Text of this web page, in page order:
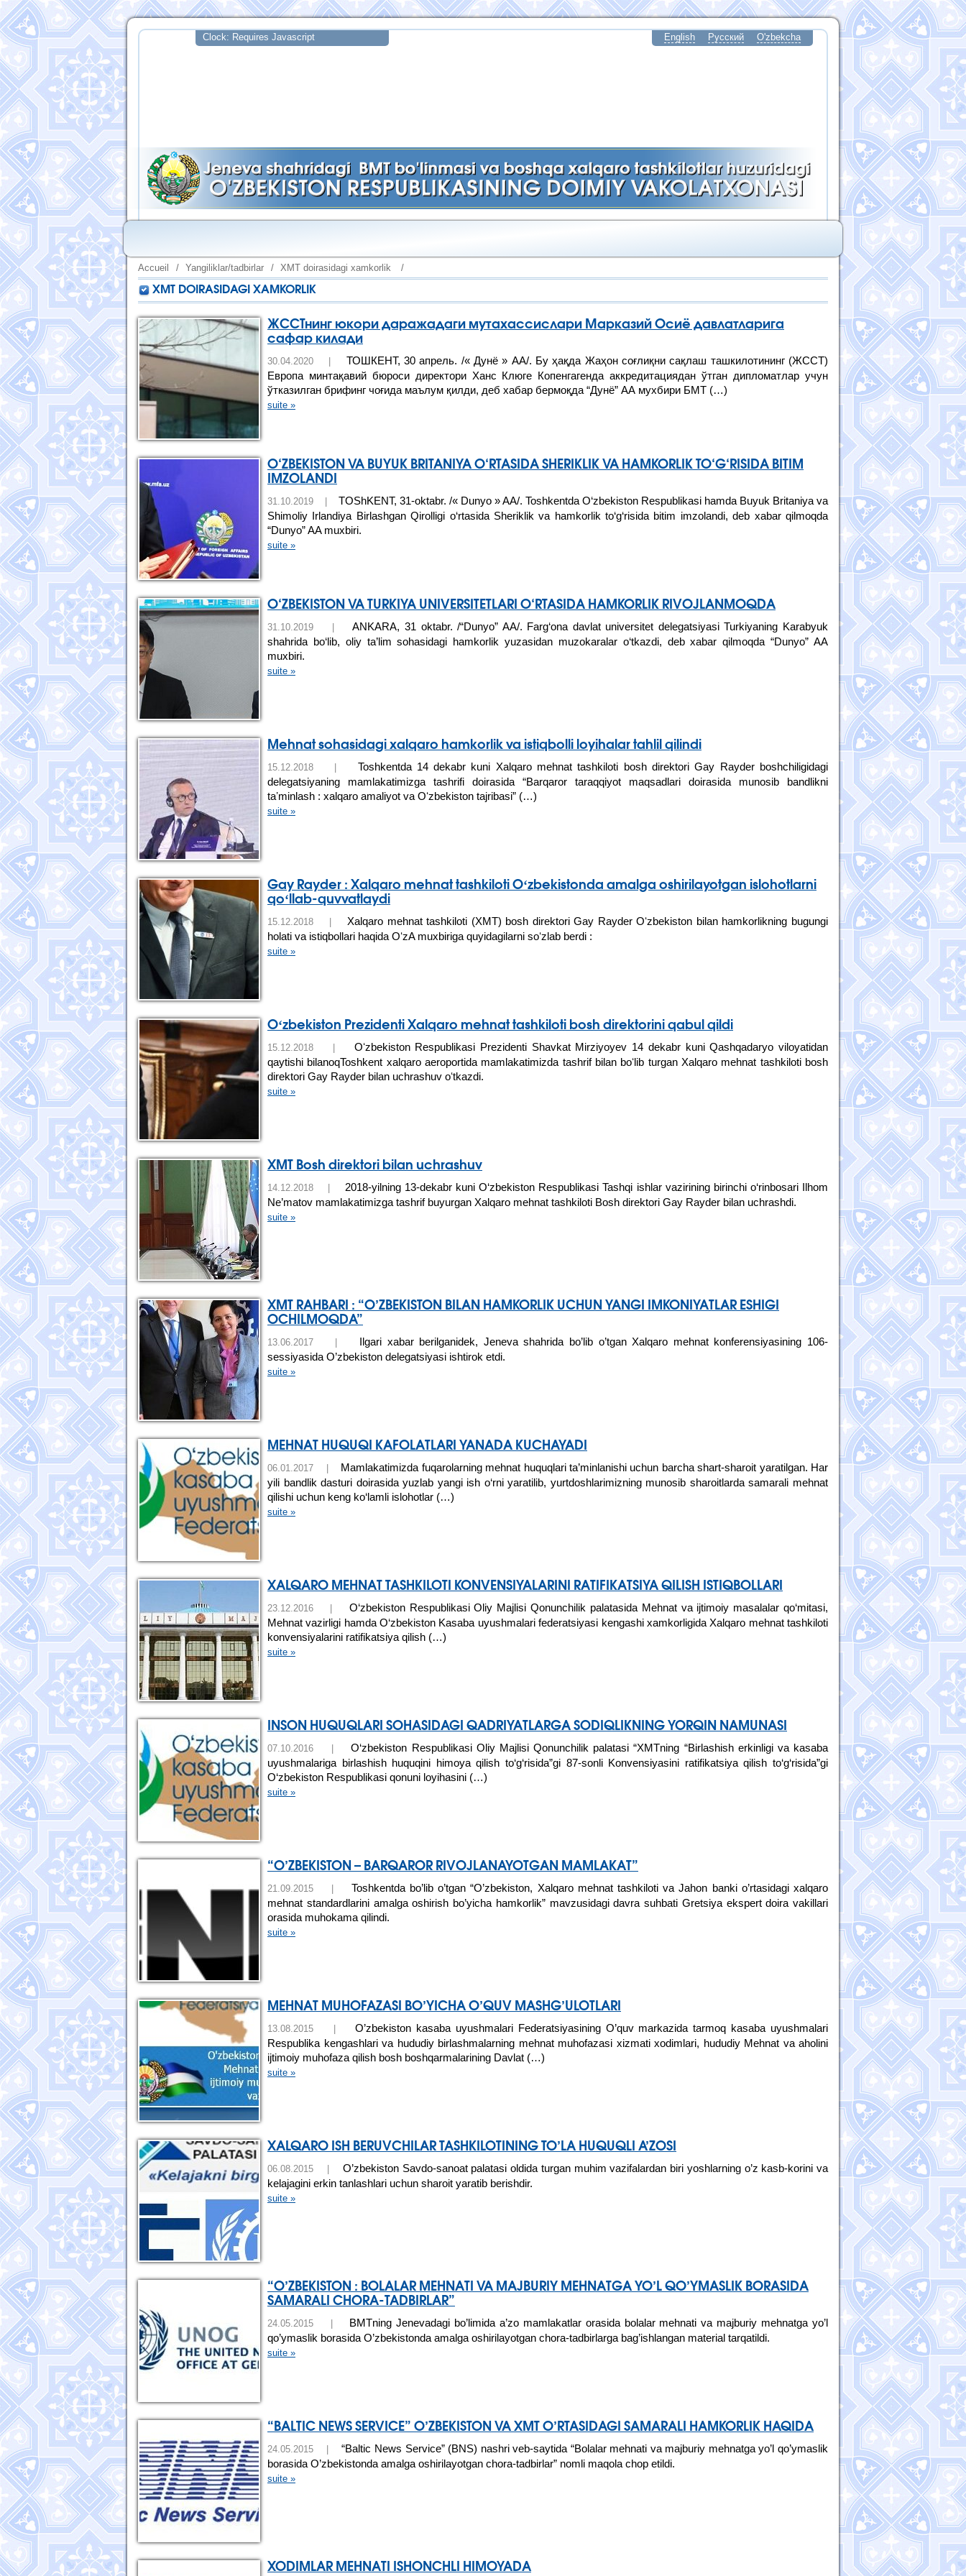
English Русский O'zbekcha
Accueil / Yangiliklar/tadbirlar / XMT doirasidagi xamkorlik /
XMT DOIRASIDAGI XAMKORLIK
ЖССТнинг юкори даражадаги мутахассислари Марказий Осиё давлатларига
сафар килади
30.04.2020 |
ТОШКEНТ, 30 апрель. /« Дунё » АА/. Бу ҳақда Жаҳон соғлиқни сақлаш ташкилотининг (ЖССТ)
Европа минтақавий бюроси директори Ханс Клюге Копенгагенда аккредитациядан ўтган дипломатлар учун
ўтказилган брифинг чоғида маълум қилди, деб хабар бермоқда “Дунё” АА мухбири БМТ (…)
suite »
O‘ZBEKISTON VA BUYUK BRITANIYA O‘RTASIDA SHERIKLIK VA HAMKORLIK TO‘G‘RISIDA BITIM
IMZOLANDI
31.10.2019 |
TOShKENT, 31-oktabr. /« Dunyo » AA/. Toshkentda O‘zbekiston Respublikasi hamda Buyuk Britaniya va
Shimoliy Irlandiya Birlashgan Qirolligi o‘rtasida Sheriklik va hamkorlik to‘g‘risida bitim imzolandi, deb xabar qilmoqda
“Dunyo” AA muxbiri.
suite »
O‘ZBEKISTON VA TURKIYA UNIVERSITETLARI O‘RTASIDA HAMKORLIK RIVOJLANMOQDA
31.10.2019 |
ANKARA, 31 oktabr. /“Dunyo” AA/. Farg‘ona davlat universitet delegatsiyasi Turkiyaning Karabyuk
shahrida bo‘lib, oliy ta’lim sohasidagi hamkorlik yuzasidan muzokaralar o‘tkazdi, deb xabar qilmoqda “Dunyo” AA
muxbiri.
suite »
Mehnat sohasidagi xalqaro hamkorlik va istiqbolli loyihalar tahlil qilindi
15.12.2018 |
Toshkentda 14 dekabr kuni Xalqaro mehnat tashkiloti bosh direktori Gay Rayder boshchiligidagi
delegatsiyaning mamlakatimizga tashrifi doirasida “Barqaror taraqqiyot maqsadlari doirasida munosib bandlikni
taʼminlash : xalqaro amaliyot va Oʻzbekiston tajribasi” (…)
suite »
Gay Rayder : Xalqaro mehnat tashkiloti Oʻzbekistonda amalga oshirilayotgan islohotlarni
qoʻllab-quvvatlaydi
15.12.2018 |
Xalqaro mehnat tashkiloti (XMT) bosh direktori Gay Rayder Oʻzbekiston bilan hamkorlikning bugungi
holati va istiqbollari haqida OʻzA muxbiriga quyidagilarni soʻzlab berdi :
suite »
Oʻzbekiston Prezidenti Xalqaro mehnat tashkiloti bosh direktorini qabul qildi
15.12.2018 |
Oʻzbekiston Respublikasi Prezidenti Shavkat Mirziyoyev 14 dekabr kuni Qashqadaryo viloyatidan
qaytishi bilanoqToshkent xalqaro aeroportida mamlakatimizda tashrif bilan boʻlib turgan Xalqaro mehnat tashkiloti bosh
direktori Gay Rayder bilan uchrashuv oʻtkazdi.
suite »
XMT Bosh direktori bilan uchrashuv
14.12.2018 |
2018-yilning 13-dekabr kuni O‘zbekiston Respublikasi Tashqi ishlar vazirining birinchi o‘rinbosari Ilhom
Ne’matov mamlakatimizga tashrif buyurgan Xalqaro mehnat tashkiloti Bosh direktori Gay Rayder bilan uchrashdi.
suite »
XMT RAHBARI : “O’ZBEKISTON BILAN HAMKORLIK UCHUN YANGI IMKONIYATLAR ESHIGI
OCHILMOQDA”
13.06.2017 |
Ilgari xabar berilganidek, Jeneva shahrida bo’lib o’tgan Xalqaro mehnat konferensiyasining 106-
sessiyasida O’zbekiston delegatsiyasi ishtirok etdi.
suite »
MEHNAT HUQUQI KAFOLATLARI YANADA KUCHAYADI
06.01.2017 |
Mamlakatimizda fuqarolarning mehnat huquqlari ta’minlanishi uchun barcha shart-sharoit yaratilgan. Har
yili bandlik dasturi doirasida yuzlab yangi ish o‘rni yaratilib, yurtdoshlarimizning munosib sharoitlarda samarali mehnat
qilishi uchun keng ko‘lamli islohotlar (…)
suite »
XALQARO MEHNAT TASHKILOTI KONVENSIYALARINI RATIFIKATSIYA QILISH ISTIQBOLLARI
23.12.2016 |
O‘zbekiston Respublikasi Oliy Majlisi Qonunchilik palatasida Mehnat va ijtimoiy masalalar qo‘mitasi,
Mehnat vazirligi hamda O‘zbekiston Kasaba uyushmalari federatsiyasi kengashi xamkorligida Xalqaro mehnat tashkiloti
konvensiyalarini ratifikatsiya qilish (…)
suite »
INSON HUQUQLARI SOHASIDAGI QADRIYATLARGA SODIQLIKNING YORQIN NAMUNASI
07.10.2016 |
O‘zbekiston Respublikasi Oliy Majlisi Qonunchilik palatasi “XMTning “Birlashish erkinligi va kasaba
uyushmalariga birlashish huquqini himoya qilish to‘g‘risida”gi 87-sonli Konvensiyasini ratifikatsiya qilish to‘g‘risida”gi
O‘zbekiston Respublikasi qonuni loyihasini (…)
suite »
“O’ZBEKISTON – BARQAROR RIVOJLANAYOTGAN MAMLAKAT”
21.09.2015 |
Toshkentda bo’lib o’tgan “O’zbekiston, Xalqaro mehnat tashkiloti va Jahon banki o’rtasidagi xalqaro
mehnat standardlarini amalga oshirish bo’yicha hamkorlik” mavzusidagi davra suhbati Gretsiya ekspert doira vakillari
orasida muhokama qilindi.
suite »
MEHNAT MUHOFAZASI BO’YICHA O’QUV MASHG’ULOTLARI
13.08.2015 |
O’zbekiston kasaba uyushmalari Federatsiyasining O’quv markazida tarmoq kasaba uyushmalari
Respublika kengashlari va hududiy birlashmalarning mehnat muhofazasi xizmati xodimlari, hududiy Mehnat va aholini
ijtimoiy muhofaza qilish bosh boshqarmalarining Davlat (…)
suite »
XALQARO ISH BERUVCHILAR TASHKILOTINING TO’LA HUQUQLI A’ZOSI
06.08.2015 |
O’zbekiston Savdo-sanoat palatasi oldida turgan muhim vazifalardan biri yoshlarning o’z kasb-korini va
kelajagini erkin tanlashlari uchun sharoit yaratib berishdir.
suite »
“O’ZBEKISTON : BOLALAR MEHNATI VA MAJBURIY MEHNATGA YO’L QO’YMASLIK BORASIDA
SAMARALI CHORA-TADBIRLAR”
24.05.2015 |
BMTning Jenevadagi bo’limida a’zo mamlakatlar orasida bolalar mehnati va majburiy mehnatga yo’l
qo’ymaslik borasida O’zbekistonda amalga oshirilayotgan chora-tadbirlarga bag’ishlangan material tarqatildi.
suite »
“BALTIC NEWS SERVICE” O’ZBEKISTON VA XMT O’RTASIDAGI SAMARALI HAMKORLIK HAQIDA
24.05.2015 |
“Baltic News Service” (BNS) nashri veb-saytida “Bolalar mehnati va majburiy mehnatga yo’l qo’ymaslik
borasida O’zbekistonda amalga oshirilayotgan chora-tadbirlar” nomli maqola chop etildi.
suite »
XODIMLAR MEHNATI ISHONCHLI HIMOYADA